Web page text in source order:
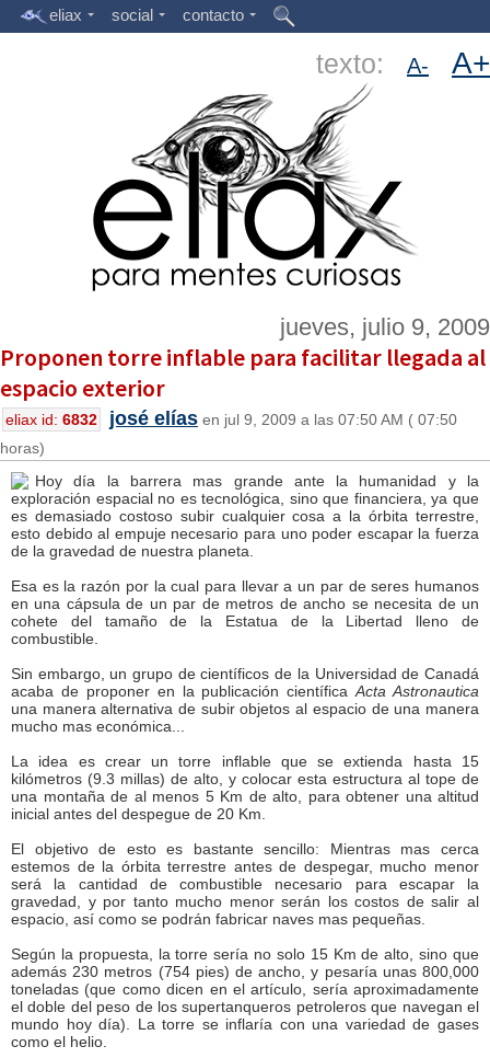
eliax social contacto
texto: A- A+
jueves, julio 9, 2009
Proponen torre inflable para facilitar llegada al
espacio exterior
eliax id: 6832 josé elías en jul 9, 2009 a las 07:50 AM ( 07:50
horas)
Hoy día la barrera mas grande ante la humanidad y la
exploración espacial no es tecnológica, sino que financiera, ya que
es demasiado costoso subir cualquier cosa a la órbita terrestre,
esto debido al empuje necesario para uno poder escapar la fuerza
de la gravedad de nuestra planeta.
Esa es la razón por la cual para llevar a un par de seres humanos
en una cápsula de un par de metros de ancho se necesita de un
cohete del tamaño de la Estatua de la Libertad lleno de
combustible.
Sin embargo, un grupo de científicos de la Universidad de Canadá
acaba de proponer en la publicación científicaActa Astronautica
una manera alternativa de subir objetos al espacio de una manera
mucho mas económica...
La idea es crear un torre inflable que se extienda hasta 15
kilómetros (9.3 millas) de alto, y colocar esta estructura al tope de
una montaña de al menos 5 Km de alto, para obtener una altitud
inicial antes del despegue de 20 Km.
El objetivo de esto es bastante sencillo: Mientras mas cerca
estemos de la órbita terrestre antes de despegar, mucho menor
será la cantidad de combustible necesario para escapar la
gravedad, y por tanto mucho menor serán los costos de salir al
espacio, así como se podrán fabricar naves mas pequeñas.
Según la propuesta, la torre sería no solo 15 Km de alto, sino que
además 230 metros (754 pies) de ancho, y pesaría unas 800,000
toneladas (que como dicen en el artículo, sería aproximadamente
el doble del peso de los supertanqueros petroleros que navegan el
mundo hoy día). La torre se inflaría con una variedad de gases
como el helio.